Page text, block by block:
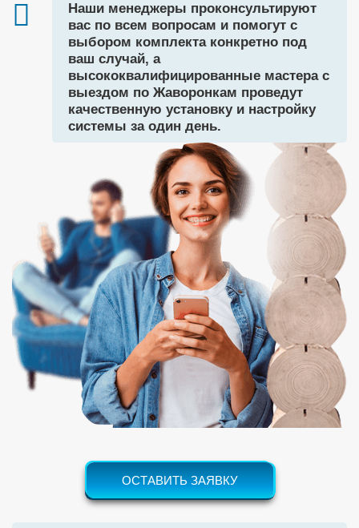
Наши менеджеры проконсультируют
вас по всем вопросам и помогут с
выбором комплекта конкретно под
ваш случай, а
высококвалифицированные мастера с
выездом по Жаворонкам проведут
качественную установку и настройку
системы за один день.
ОСТАВИТЬ ЗАЯВКУ